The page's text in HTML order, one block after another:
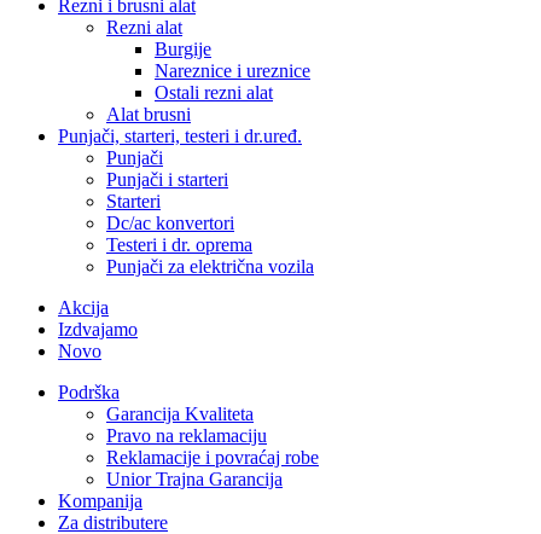
Rezni i brusni alat
Rezni alat
Burgije
Nareznice i ureznice
Ostali rezni alat
Alat brusni
Punjači, starteri, testeri i dr.uređ.
Punjači
Punjači i starteri
Starteri
Dc/ac konvertori
Testeri i dr. oprema
Punjači za električna vozila
Akcija
Izdvajamo
Novo
Podrška
Garancija Kvaliteta
Pravo na reklamaciju
Reklamacije i povraćaj robe
Unior Trajna Garancija
Kompanija
Za distributere